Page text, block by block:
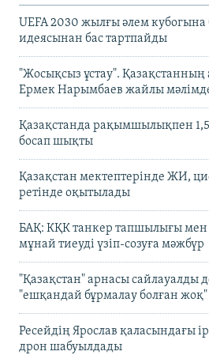
UEFA 2030 жылғы әлем
идеясынан бас тартпайды
"Жосықсыз ұстау".
Ермек Нарымбаев жайлы
Қазақстанда рақымшылықпен
босап шықты
Қазақстан мектептерінде ЖИ,
ретінде оқытылады
БАҚ: КҚК танкер тапшылығы мен
мұнай тиеуді үзіп-созуға мәжбүр
"Қазақстан" арнасы сайлауалды
"ешқандай бұрмалау болған жоқ"
Ресейдің Ярослав қаласындағы
дрон шабуылдады